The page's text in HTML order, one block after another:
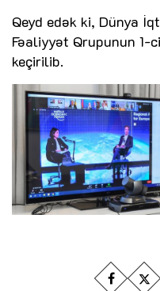
Qeyd edək ki, Dünya
Fəaliyyət Qrupunun 1-
keçirilib.